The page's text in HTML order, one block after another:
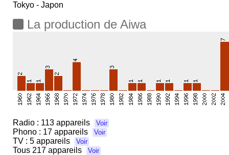
Tokyo - Japon
La production de Aiwa
Radio : 113 appareils Voir
Phono : 17 appareils Voir
TV : 5 appareils Voir
Tous 217 appareils Voir